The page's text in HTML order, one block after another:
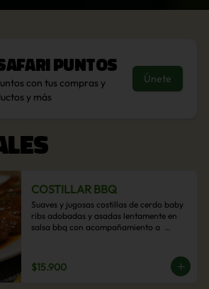
Puntos
con tus compras y
y más
Únete
COSTILLAR BBQ
Suaves y jugosas costillas de cerdo baby
ribs adobadas y asadas lentamente en
salsa bbq con acompañamiento a
salteadas, Papas parmentier, Papas
fritas, Arroz blanco.
$15.900